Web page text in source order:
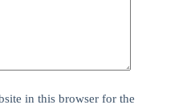
in this browser for the